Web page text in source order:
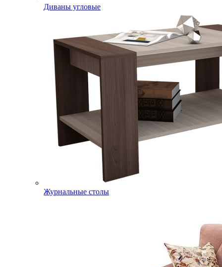
Диваны угловые
Журнальные столы